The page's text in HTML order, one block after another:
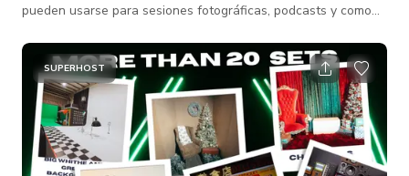
pueden usarse para sesiones fotográficas, podcasts y como
Hall, que es una caja blanca con luces blancas, que te ofrece
primeros planos brillantes y nítidos. Hay un tocador de estudio
que se usa como sala de peluquería/maquillaje o vestuario y
que contribuirá al éxito de tu próxima sesión. Nuestra
ubicaci�
SUPERHOST